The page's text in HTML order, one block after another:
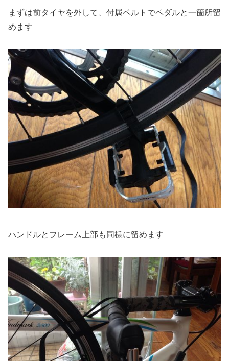
まずは前タイヤを外して、付属ベルトでペダルと一箇所留
めます
ハンドルとフレーム上部も同様に留めます